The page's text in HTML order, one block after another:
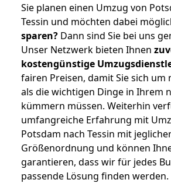
Sie planen einen Umzug von
Tessin und möchten dabei
sparen? Dann sind Sie bei uns
Unser Netzwerk bieten Ihnen
kostengünstige
fairen Preisen, damit Sie sich um
als die wichtigen Dinge in Ihrem
kümmern müssen. Weiterhin
umfangreiche Erfahrung mit
Potsdam nach Tessin mit
Größenordnung und können
garantieren, dass wir für jedes
passende Lösung finden werden.